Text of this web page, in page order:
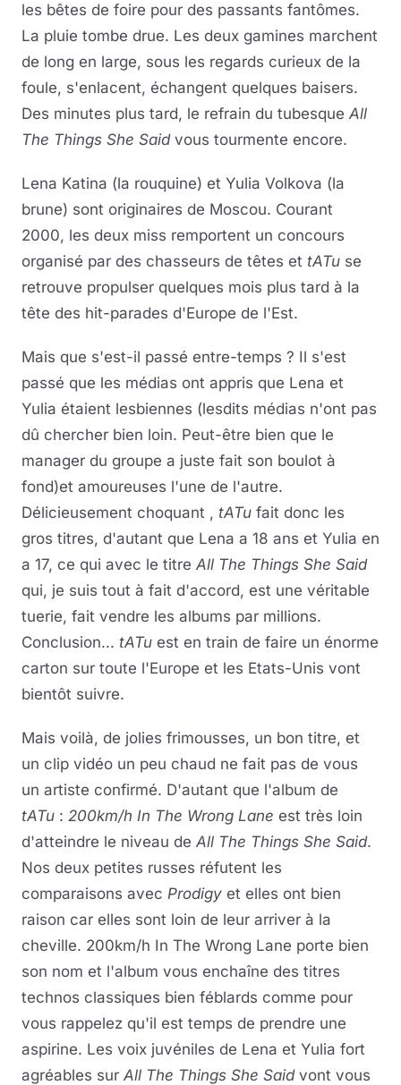
les bêtes de foire pour des passants fantômes.
La pluie tombe drue. Les deux gamines marchent
de long en large, sous les regards curieux de la
foule, s'enlacent, échangent quelques baisers.
Des minutes plus tard, le refrain du tubesque All
The Things She Saidvous tourmente encore.
Lena Katina (la rouquine) et Yulia Volkova (la
brune) sont originaires de Moscou. Courant
2000, les deux miss remportent un concours
organisé par des chasseurs de têtes et tATu se
retrouve propulser quelques mois plus tard à la
tête des hit-parades d'Europe de l'Est.
Mais que s'est-il passé entre-temps ? Il s'est
passé que les médias ont appris que Lena et
Yulia étaient lesbiennes (lesdits médias n'ont pas
dû chercher bien loin. Peut-être bien que le
manager du groupe a juste fait son boulot à
fond)et amoureuses l'une de l'autre.
Délicieusement choquant , tATu fait donc les
gros titres, d'autant que Lena a 18 ans et Yulia en
a 17, ce qui avec le titre All The Things She Said
qui, je suis tout à fait d'accord, est une véritable
tuerie, fait vendre les albums par millions.
Conclusion... tATu est en train de faire un énorme
carton sur toute l'Europe et les Etats-Unis vont
bientôt suivre.
Mais voilà, de jolies frimousses, un bon titre, et
un clip vidéo un peu chaud ne fait pas de vous
un artiste confirmé. D'autant que l'album de
tATu : 200km/h In The Wrong Lane est très loin
d'atteindre le niveau de All The Things She Said.
Nos deux petites russes réfutent les
comparaisons avec Prodigy et elles ont bien
raison car elles sont loin de leur arriver à la
cheville. 200km/h In The Wrong Lane porte bien
son nom et l'album vous enchaîne des titres
technos classiques bien féblards comme pour
vous rappelez qu'il est temps de prendre une
aspirine. Les voix juvéniles de Lena et Yulia fort
agréables sur All The Things She Saidvont vous